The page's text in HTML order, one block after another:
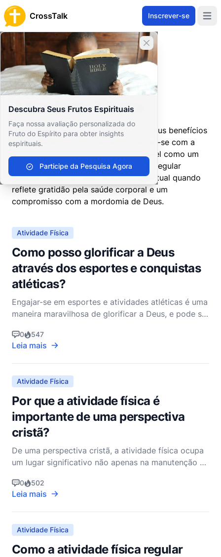
CrossTalk Inscrever-se
Fechar banner
Descubra Seus Frutos Espirituais
Faça nossa avaliação personalizada do
Fruto do Espírito para obter insights
espirituais.
Participe da Pesquisa Agora
Home
Arquivo de Perguntas
Adoração e Ritual
Expressão Artística
Atividade Física
Atividade Física
A atividade física é reconhecida por seus benefícios
para a saúde física e mental, alinhando-se com a
ética cristã de manter o corpo saudável como um
templo do Espírito Santo. O exercício regular
também pode ser uma disciplina espiritual quando
reflete gratidão pela saúde corporal e um
compromisso com a mordomia de Deus.
Atividade Física
Como posso glorificar a Deus
através dos esportes e conquistas
atléticas?
Engajar-se em esportes e atividades atléticas é uma
maneira maravilhosa de glorificar a Deus, e pode ser
pastor cristão não denominacional, acredito que
todos os aspectos de nossas vidas, incluindo
nossas atividades físicas, podem ser usados para
honra
0 547
Leia mais
Atividade Física
Por que a atividade física é
importante de uma perspectiva
cristã?
De uma perspectiva cristã, a atividade física ocupa
um lugar significativo não apenas na manutenção da
bem-estar espiritual. A Bíblia, embora não seja um
livro didático sobre exercícios, contém inúmeras
referências e princípios que ressaltam a importância
0 502
Leia mais
Atividade Física
Como a atividade física regular